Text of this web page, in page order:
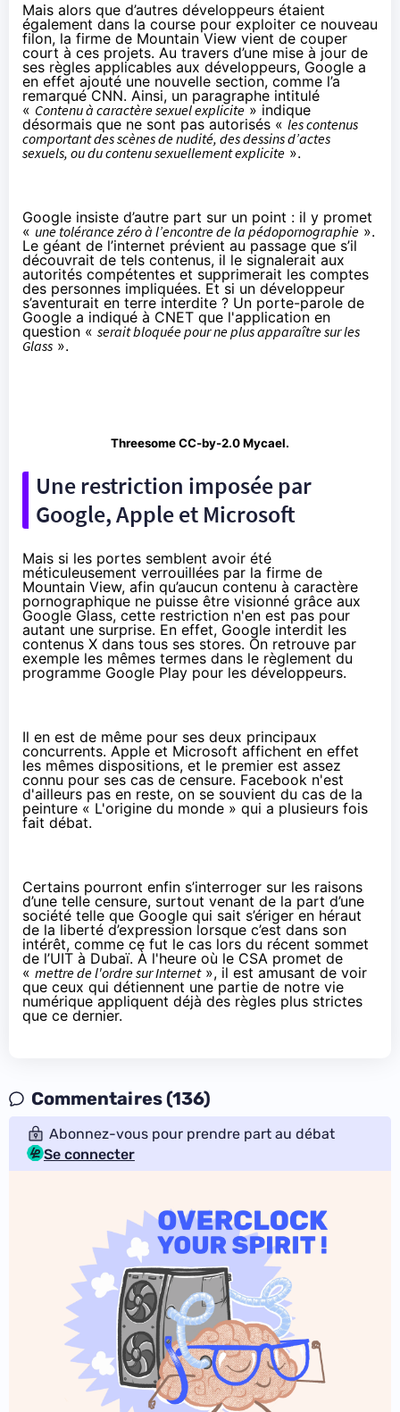
Mais alors que d’autres développeurs étaient
également dans la course pour exploiter ce nouveau
filon, la firme de Mountain View vient de couper
court à ces projets. Au travers d’une mise à jour de
ses règles applicables aux développeurs, Google a
en effet ajouté une nouvelle section, comme l’a
remarqué CNN. Ainsi, un paragraphe intitulé
« Contenu à caractère sexuel explicite» indique
désormais que ne sont pas autorisés « les contenus
comportant des scènes de nudité, des dessins d’actes
sexuels, ou du contenu sexuellement explicite ».
Google insiste d’autre part sur un point : il y promet
« une tolérance zéro à l’encontre de la pédopornographie ».
Le géant de l’internet prévient au passage que s’il
découvrait de tels contenus, il le signalerait aux
autorités compétentes et supprimerait les comptes
des personnes impliquées. Et si un développeur
s’aventurait en terre interdite ? Un porte-parole de
Google a indiqué à CNET que l'application en
question « serait bloquée pour ne plus apparaître sur les
Glass ».
Threesome CC-by-2.0Mycael.
Une restriction imposée par
Google, Apple et Microsoft
Mais si les portes semblent avoir été
méticuleusement verrouillées par la firme de
Mountain View, afin qu’aucun contenu à caractère
pornographique ne puisse être visionné grâce aux
Google Glass, cette restriction n'en est pas pour
autant une surprise. En effet, Google interdit les
contenus X dans tous ses stores. On retrouve par
exemple les mêmes termes dans le règlement du
programme Google Play pour les développeurs.
Il en est de même pour ses deux principaux
concurrents. Apple et Microsoft affichent en effet
les mêmes dispositions, et le premier est assez
connu pour ses cas de censure. Facebook n'est
d'ailleurs pas en reste, on se souvient du cas de la
peinture « L'origine du monde » qui a plusieurs fois
fait débat.
Certains pourront enfin s’interroger sur les raisons
d’une telle censure, surtout venant de la part d’une
société telle que Google qui sait s’ériger en héraut
de la liberté d’expression lorsque c’est dans son
intérêt, comme ce fut le cas lors du récent sommet
de l’UIT à Dubaï. À l'heure où le CSA promet de
« mettre de l'ordre sur Internet», il est amusant de voir
que ceux qui détiennent une partie de notre vie
numérique appliquent déjà des règles plus strictes
que ce dernier.
Commentaires (136)
Abonnez-vous pour prendre part au débat
Se connecter